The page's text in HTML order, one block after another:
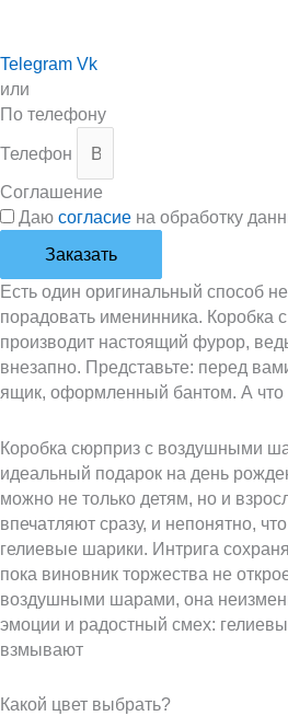
Telegram Vk
или
По телефону
Телефон
Соглашение
Даю согласие на обработку
Заказать
Есть один оригинальный способ
порадовать именинника. Коробка
производит настоящий фурор,
внезапно. Представьте: перед
ящик, оформленный бантом. А что
Коробка сюрприз с воздушными
идеальный подарок на день
можно не только детям, но и
впечатляют сразу, и непонятно,
гелиевые шарики. Интрига
пока виновник торжества не
воздушными шарами, она
эмоции и радостный смех:
взмывают
Какой цвет выбрать?